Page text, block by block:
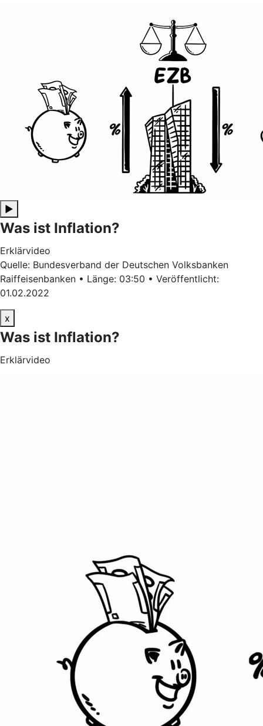
▶
Was ist Inflation?
Erklärvideo
Quelle: Bundesverband der Deutschen Volksbanken
Raiffeisenbanken • Länge: 03:50 • Veröffentlicht:
01.02.2022
x
Was ist Inflation?
Erklärvideo